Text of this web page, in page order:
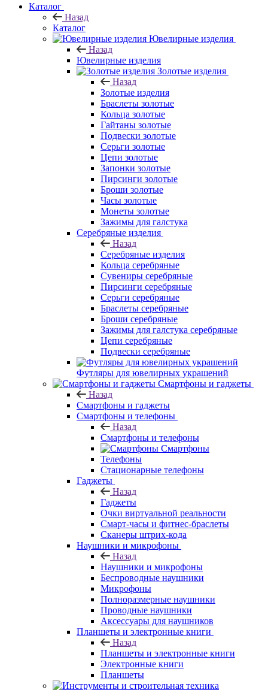
Каталог
Назад
Каталог
Ювелирные изделия
Назад
Ювелирные изделия
Золотые изделия
Назад
Золотые изделия
Браслеты золотые
Кольца золотые
Гайтаны золотые
Подвески золотые
Серьги золотые
Цепи золотые
Запонки золотые
Пирсинги золотые
Броши золотые
Часы золотые
Монеты золотые
Зажимы для галстука
Серебряные изделия
Назад
Серебряные изделия
Кольца серебряные
Сувениры серебряные
Пирсинги серебряные
Серьги серебряные
Браслеты серебряные
Броши серебряные
Зажимы для галстука серебряные
Цепи серебряные
Подвески серебряные
Футляры для ювелирных украшений
Смартфоны и гаджеты
Назад
Смартфоны и гаджеты
Смартфоны и телефоны
Назад
Смартфоны и телефоны
Смартфоны
Телефоны
Стационарные телефоны
Гаджеты
Назад
Гаджеты
Очки виртуальной реальности
Смарт-часы и фитнес-браслеты
Сканеры штрих-кода
Наушники и микрофоны
Назад
Наушники и микрофоны
Беспроводные наушники
Микрофоны
Полноразмерные наушники
Проводные наушники
Аксессуары для наушников
Планшеты и электронные книги
Назад
Планшеты и электронные книги
Электронные книги
Планшеты